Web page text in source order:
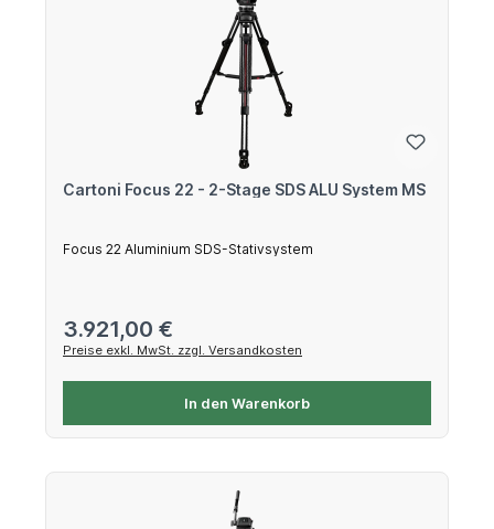
Cartoni Focus 22 - 2-Stage SDS ALU System MS
Focus 22 Aluminium SDS-Stativsystem
Regulärer Preis:
3.921,00 €
Preise exkl. MwSt. zzgl. Versandkosten
In den Warenkorb